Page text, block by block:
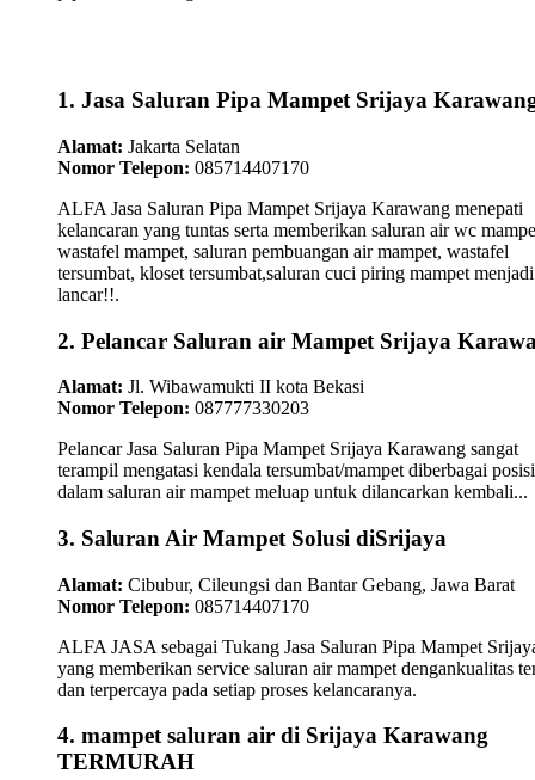
1. Jasa Saluran Pipa Mampet Srijaya
Alamat: Jakarta Selatan
Nomor Telepon: 085714407170
ALFA Jasa Saluran Pipa Mampet Srijaya Karawang menepati
kelancaran yang tuntas serta memberikan saluran air wc
wastafel mampet, saluran pembuangan air mampet, wastafel
tersumbat, kloset tersumbat,saluran cuci piring mampet menjadi
lancar!!.
2. Pelancar Saluran air Mampet Srijaya
Alamat: Jl. Wibawamukti II kota Bekasi
Nomor Telepon: 087777330203
Pelancar Jasa Saluran Pipa Mampet Srijaya Karawang sangat
terampil mengatasi kendala tersumbat/mampet diberbagai
dalam saluran air mampet meluap untuk dilancarkan kembali...
3. Saluran Air Mampet Solusi diSrijaya
Alamat: Cibubur, Cileungsi dan Bantar Gebang, Jawa Barat
Nomor Telepon: 085714407170
ALFA JASA sebagai Tukang Jasa Saluran Pipa Mampet
yang memberikan service saluran air mampet dengankualitas
dan terpercaya pada setiap proses kelancaranya.
4. mampet saluran air di Srijaya Karawang
TERMURAH